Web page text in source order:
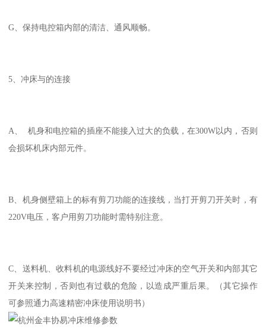
G、保持电控箱内部的清洁、通风顺畅。
5、冲床与的连接
A、 机身和电控箱的插座不能接入过大的负载，在300W以内，否则
会损坏机床内部元件。
B、机身侧壁箱上的标有剪刀功能的连接线，当打开剪刀开关时，有
220V电压，客户用剪刀功能时需特别注意。
C、送料机、收料机的电源线好不要经过冲床的空气开关和内部其它
开关来控制，否则也有过载的危险，以造成严重后果。（其它操作
可参照通力高速精密冲床使用说明书）